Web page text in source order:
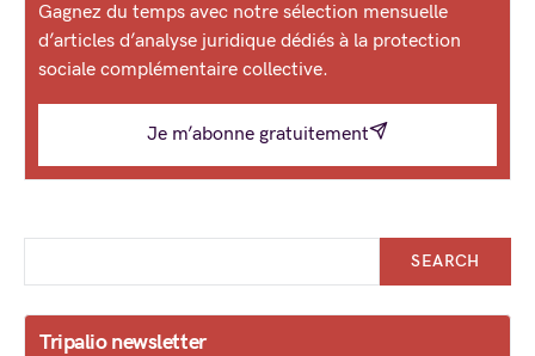
Gagnez du temps avec notre sélection mensuelle
d’articles d’analyse juridique dédiés à la protection
sociale complémentaire collective.
Je m’abonne gratuitement
SEARCH
Tripalio newsletter